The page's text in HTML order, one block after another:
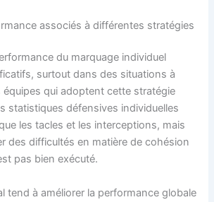
associés à différentes stratégies
du marquage individuel
surtout dans des situations à
équipes qui adoptent cette stratégie
statistiques défensives individuelles
les tacles et les interceptions, mais
des difficultés en matière de cohésion
pas bien exécuté.
tend à améliorer la performance globale